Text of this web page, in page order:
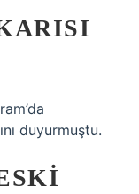
duyurmuştu.